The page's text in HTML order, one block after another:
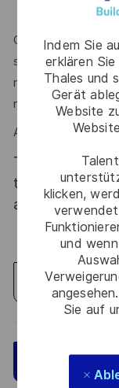
Indem Sie
erklären
Thales und
Gerät
Website
klicken,
und
Sie auf
Communication et
stratégique,
résolution de
reconnait ?
Alors ce poste est
Thales,
tous les talents.
atout. Postulez
Standort
Jetzt